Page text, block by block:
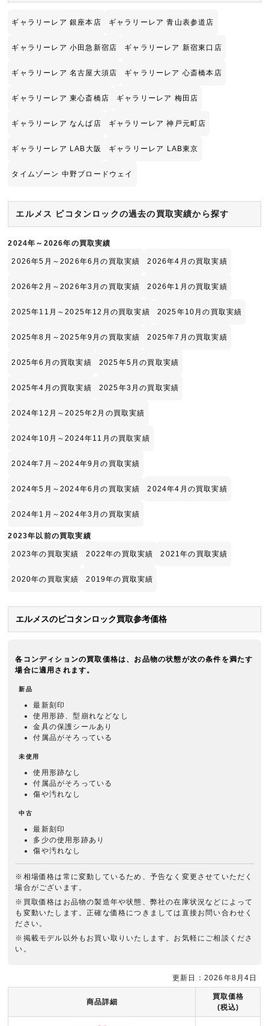
ギャラリーレア 銀座本店 ギャラリーレア 青山表参道店
ギャラリーレア 小田急新宿店 ギャラリーレア 新宿東口店
ギャラリーレア 名古屋大須店 ギャラリーレア 心斎橋本店
ギャラリーレア 東心斎橋店 ギャラリーレア 梅田店
ギャラリーレア なんば店 ギャラリーレア 神戸元町店
ギャラリーレア LAB大阪 ギャラリーレア LAB東京
タイムゾーン 中野ブロードウェイ
エルメス ピコタンロックの過去の買取実績から探す
2024年～2026年の買取実績
2026年5月～2026年6月の買取実績 2026年4月の買取実績
2026年2月～2026年3月の買取実績 2026年1月の買取実績
2025年11月～2025年12月の買取実績 2025年10月の買取実績
2025年8月～2025年9月の買取実績 2025年7月の買取実績
2025年6月の買取実績 2025年5月の買取実績
2025年4月の買取実績 2025年3月の買取実績
2024年12月～2025年2月の買取実績
2024年10月～2024年11月の買取実績
2024年7月～2024年9月の買取実績
2024年5月～2024年6月の買取実績 2024年4月の買取実績
2024年1月～2024年3月の買取実績
2023年以前の買取実績
2023年の買取実績 2022年の買取実績 2021年の買取実績
2020年の買取実績 2019年の買取実績
エルメスのピコタンロック買取参考価格
各コンディションの買取価格は、お品物の状態が次の条件を満たす
場合に適用されます。
新品
最新刻印
使用形跡、型崩れなどなし
金具の保護シールあり
付属品がそろっている
未使用
使用形跡なし
付属品がそろっている
傷や汚れなし
中古
最新刻印
多少の使用形跡あり
傷や汚れなし
※相場価格は常に変動しているため、予告なく変更させていただく
場合がございます。
※買取価格はお品物の製造年や状態、弊社の在庫状況などによって
も変動いたします。正確な価格につきましては直接お問い合わせく
ださい。
※掲載モデル以外もお買い取りいたします。お気軽にご相談くださ
い。
商品詳細
買取価格
(税込)
更新日：2026年8月4日